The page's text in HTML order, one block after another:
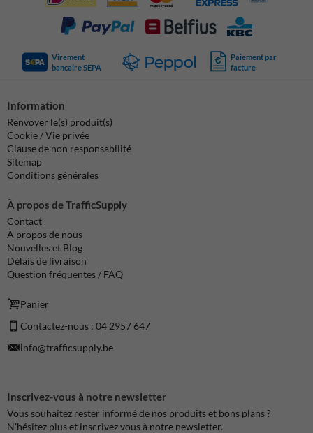
Virement
bancaire SEPA
Paiement par
facture
Information
Renvoyer le(s) produit(s)
Cookie / Vie privée
Clause de non responsabilité
Sitemap
Conditions générales
À propos de TrafficSupply
Contact
À propos de nous
Nouvelles et Blog
Délais de livraison
Question fréquentes / FAQ
Panier
Contactez-nous : 04 2957 647
info@trafficsupply.be
Inscrivez-vous à notre newsletter
Vous souhaitez rester informé de nos produits et bons plans ?
N'hésitez plus et inscrivez vous à notre newsletter.